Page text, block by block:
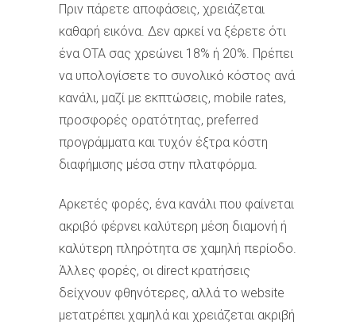
Πριν πάρετε αποφάσεις, χρειάζεται
καθαρή εικόνα. Δεν αρκεί να ξέρετε ότι
ένα OTA σας χρεώνει 18% ή 20%. Πρέπει
να υπολογίσετε το συνολικό κόστος ανά
κανάλι, μαζί με εκπτώσεις, mobile rates,
προσφορές ορατότητας, preferred
προγράμματα και τυχόν έξτρα κόστη
διαφήμισης μέσα στην πλατφόρμα.
Αρκετές φορές, ένα κανάλι που φαίνεται
ακριβό φέρνει καλύτερη μέση διαμονή ή
καλύτερη πληρότητα σε χαμηλή περίοδο.
Άλλες φορές, οι direct κρατήσεις
δείχνουν φθηνότερες, αλλά το website
μετατρέπει χαμηλά και χρειάζεται ακριβή